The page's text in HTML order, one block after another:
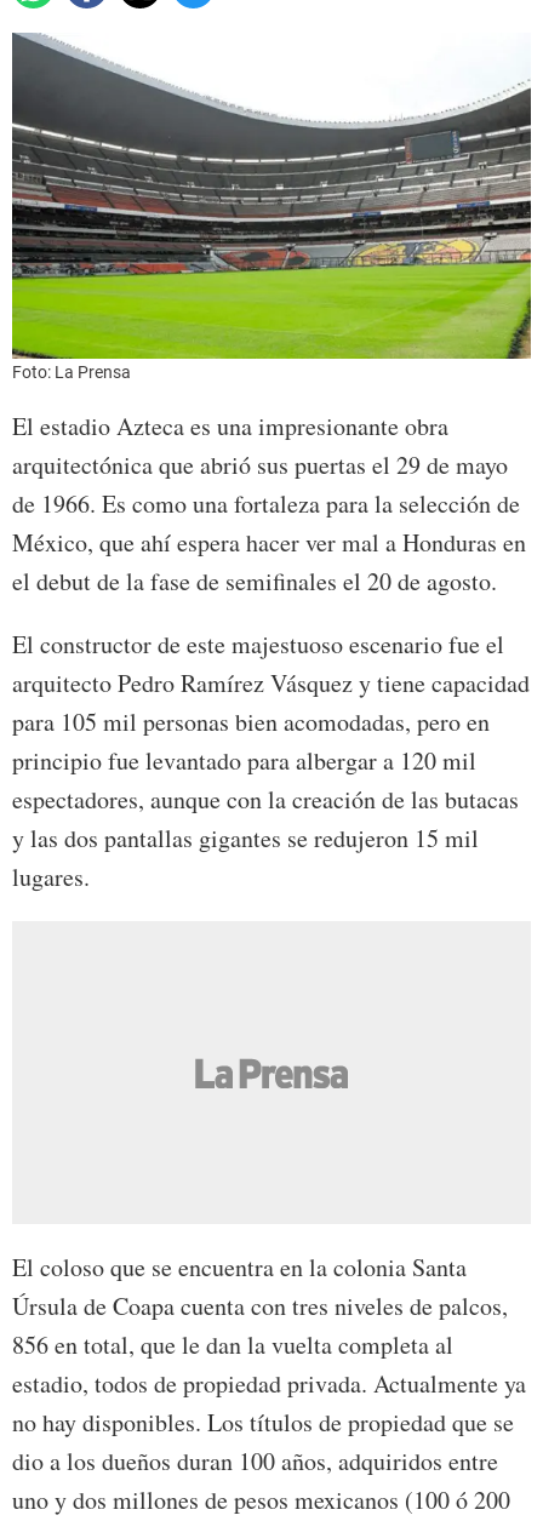
Foto: La Prensa
El estadio Azteca es una impresionante obra
arquitectónica que abrió sus puertas el 29 de mayo
de 1966. Es como una fortaleza para la selección de
México, que ahí espera hacer ver mal a Honduras en
el debut de la fase de semifinales el 20 de agosto.
El constructor de este majestuoso escenario fue el
arquitecto Pedro Ramírez Vásquez y tiene capacidad
para 105 mil personas bien acomodadas, pero en
principio fue levantado para albergar a 120 mil
espectadores, aunque con la creación de las butacas
y las dos pantallas gigantes se redujeron 15 mil
lugares.
El coloso que se encuentra en la colonia Santa
Úrsula de Coapa cuenta con tres niveles de palcos,
856 en total, que le dan la vuelta completa al
estadio, todos de propiedad privada. Actualmente ya
no hay disponibles. Los títulos de propiedad que se
dio a los dueños duran 100 años, adquiridos entre
uno y dos millones de pesos mexicanos (100 ó 200